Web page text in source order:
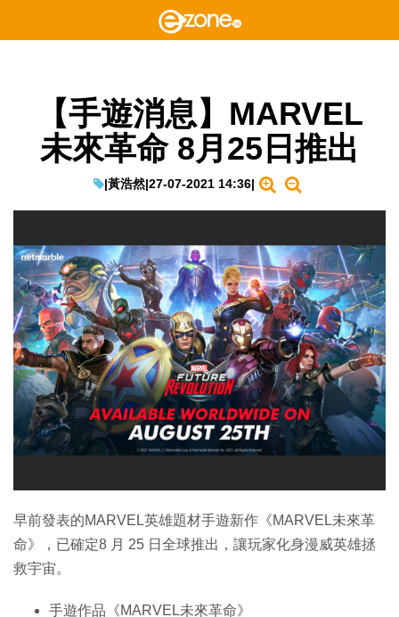
【手遊消息】MARVEL
未來革命 8月25日推出
|黃浩然|27-07-2021 14:36|
早前發表的MARVEL英雄題材手遊新作《MARVEL未來革
命》，已確定8 月 25 日全球推出，讓玩家化身漫威英雄拯
救宇宙。
手遊作品《MARVEL未來革命》